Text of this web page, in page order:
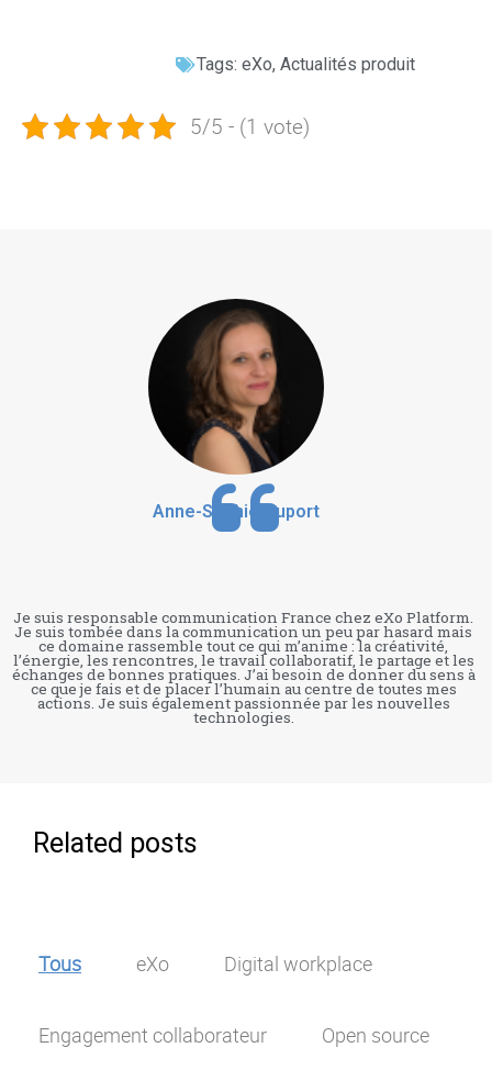
Tags: eXo, Actualités produit
5/5 - (1 vote)
Anne-Sophie Duport
Je suis responsable communication France chez eXo Platform.
Je suis tombée dans la communication un peu par hasard mais
ce domaine rassemble tout ce qui m’anime : la créativité,
l’énergie, les rencontres, le travail collaboratif, le partage et les
échanges de bonnes pratiques. J’ai besoin de donner du sens à
ce que je fais et de placer l’humain au centre de toutes mes
actions. Je suis également passionnée par les nouvelles
technologies.
Related posts
Tous eXo Digital workplace
Engagement collaborateur Open source